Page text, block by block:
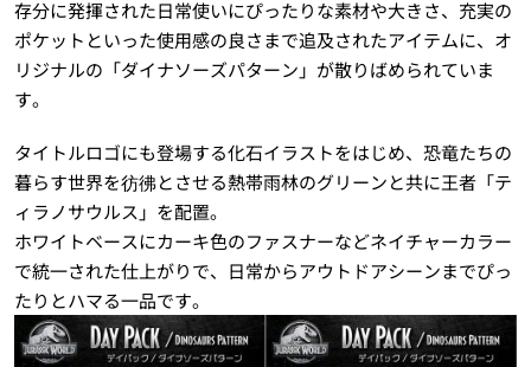
存分に発揮された日常使いにぴったりな素材や大きさ、充実の
ポケットといった使用感の良さまで追及されたアイテムに、オ
リジナルの「ダイナソーズパターン」が散りばめられていま
す。
タイトルロゴにも登場する化石イラストをはじめ、恐竜たちの
暮らす世界を彷彿とさせる熱帯雨林のグリーンと共に王者「テ
ィラノサウルス」を配置。
ホワイトベースにカーキ色のファスナーなどネイチャーカラー
で統一された仕上がりで、日常からアウトドアシーンまでぴっ
たりとハマる一品です。